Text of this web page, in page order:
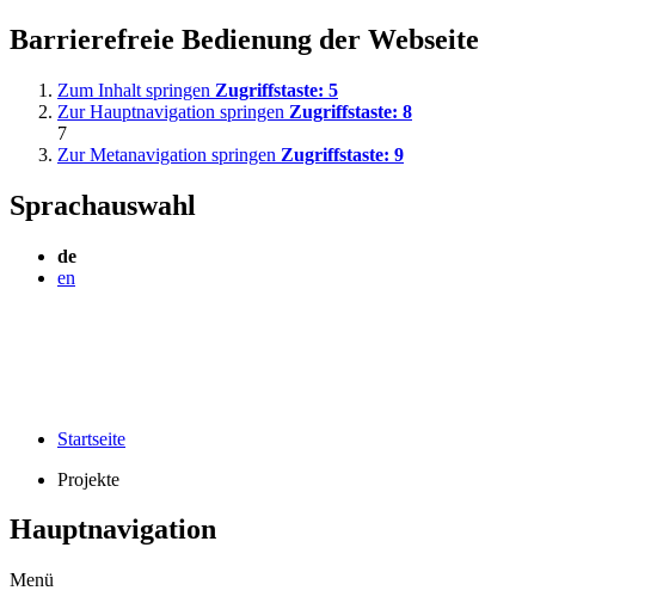
Barrierefreie Bedienung der Webseite
Zum Inhalt springen Zugriffstaste: 5
Zur Hauptnavigation springen Zugriffstaste: 8
7
Zur Metanavigation springen Zugriffstaste: 9
Sprachauswahl
de
en
Startseite
Projekte
Hauptnavigation
Menü